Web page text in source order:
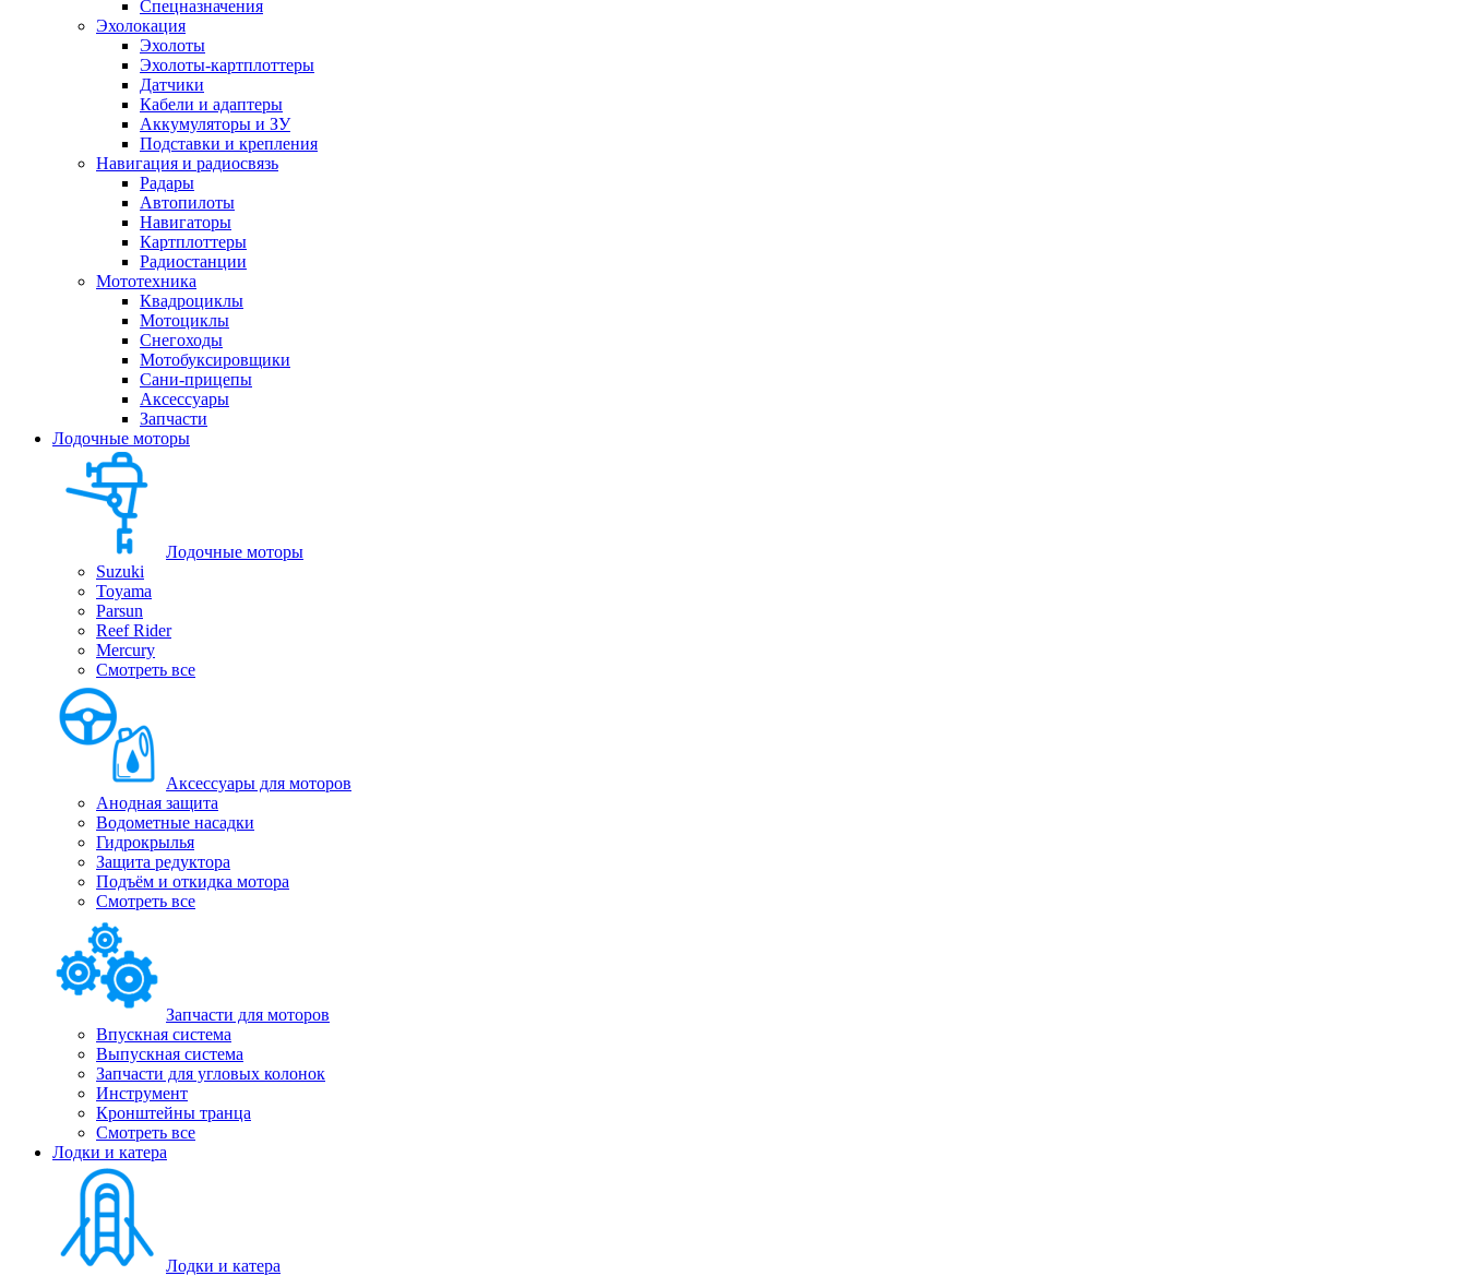
Спецназначения
Эхолокация
Эхолоты
Эхолоты-картплоттеры
Датчики
Кабели и адаптеры
Аккумуляторы и ЗУ
Подставки и крепления
Навигация и радиосвязь
Радары
Автопилоты
Навигаторы
Картплоттеры
Радиостанции
Мототехника
Квадроциклы
Мотоциклы
Снегоходы
Мотобуксировщики
Сани-прицепы
Аксессуары
Запчасти
Лодочные моторы
Лодочные моторы
Suzuki
Toyama
Parsun
Reef Rider
Mercury
Смотреть все
Аксессуары для моторов
Анодная защита
Водометные насадки
Гидрокрылья
Защита редуктора
Подъём и откидка мотора
Смотреть все
Запчасти для моторов
Впускная система
Выпускная система
Запчасти для угловых колонок
Инструмент
Кронштейны транца
Смотреть все
Лодки и катера
Лодки и катера